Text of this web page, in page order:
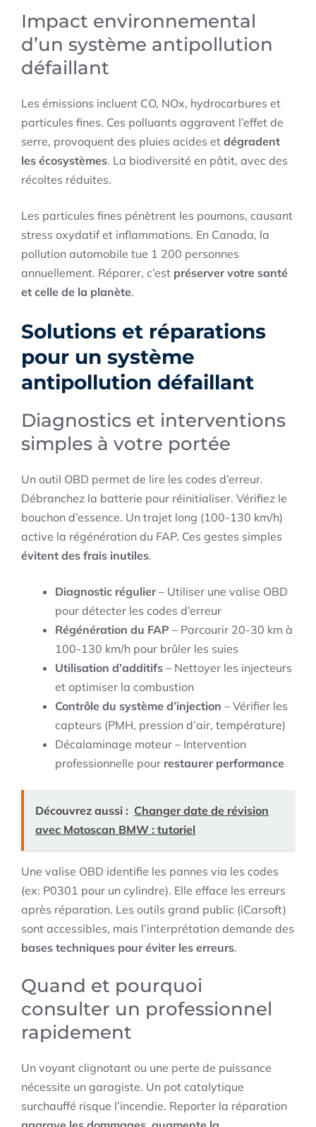
Impact environnemental
d’un système antipollution
défaillant
Les émissions incluent CO, NOx, hydrocarbures et
particules fines. Ces polluants aggravent l’effet de
serre, provoquent des pluies acides et dégradent
les écosystèmes. La biodiversité en pâtit, avec des
récoltes réduites.
Les particules fines pénètrent les poumons, causant
stress oxydatif et inflammations. En Canada, la
pollution automobile tue 1 200 personnes
annuellement. Réparer, c’est préserver votre santé
et celle de la planète.
Solutions et réparations
pour un système
antipollution défaillant
Diagnostics et interventions
simples à votre portée
Un outil OBD permet de lire les codes d’erreur.
Débranchez la batterie pour réinitialiser. Vérifiez le
bouchon d’essence. Un trajet long (100-130 km/h)
active la régénération du FAP. Ces gestes simples
évitent des frais inutiles.
Diagnostic régulier– Utiliser une valise OBD
pour détecter les codes d’erreur
Régénération du FAP – Parcourir 20-30 km à
100-130 km/h pour brûler les suies
Utilisation d’additifs – Nettoyer les injecteurs
et optimiser la combustion
Contrôle du système d’injection – Vérifier les
capteurs (PMH, pression d’air, température)
Décalaminage moteur – Intervention
professionnelle pour restaurer performance
Découvrez aussi : Changer date de révision
avec Motoscan BMW : tutoriel
Une valise OBD identifie les pannes via les codes
(ex: P0301 pour un cylindre). Elle efface les erreurs
après réparation. Les outils grand public (iCarsoft)
sont accessibles, mais l’interprétation demande des
bases techniques pour éviter les erreurs.
Quand et pourquoi
consulter un professionnel
rapidement
Un voyant clignotant ou une perte de puissance
nécessite un garagiste. Un pot catalytique
surchauffé risque l’incendie. Reporter la réparation